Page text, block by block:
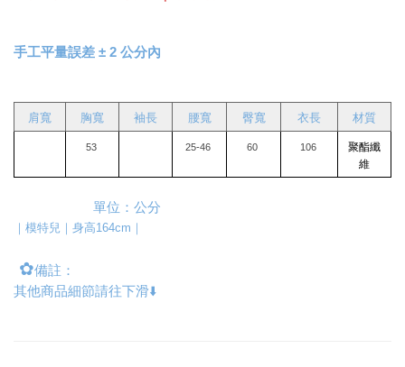
手工平量誤差 ± 2 公分內
肩寬 胸寬 袖長 腰寬 臀寬 衣長 材質
53 25-46 60 106
聚酯纖
維
單位：公分
｜模特兒｜身高164cm｜
✿備註：
其他商品細節請往下滑⬇️